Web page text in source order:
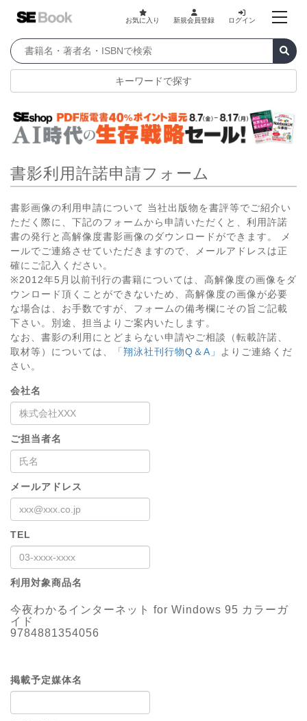
お気に入り 新規会員登録 ログイン
キーワードで探す
書影利用許諾申請フォーム
書影画像の利用申請について 当社出版物を書評等でご紹介い
ただく際に、下記のフォームから申請いただくと、利用許諾
書の発行と高解像度書影画像のダウンロードができます。 メ
ールでご連絡させていただきますので、メールアドレスは正
確にご記入ください。
※2012年5月以前刊行の書籍については、高解像度の画像をダ
ウンロード頂くことができないため、高解像度の画像が必要
な場合は、お手数ですが、フォームの備考欄にその旨ご記載
下さい。別途、担当よりご案内いたします。
なお、書影の利用にとどまらない申請やご相談（転載許諾、
取材等）については、
「翔泳社刊行物Q＆A」
よりご連絡くだ
さい。
会社名
ご担当者名
メールアドレス
TEL
利用対象商品名
今夜わかるインターネット for Windows 95 カラーガ
イド
9784881354056
掲載予定媒体名